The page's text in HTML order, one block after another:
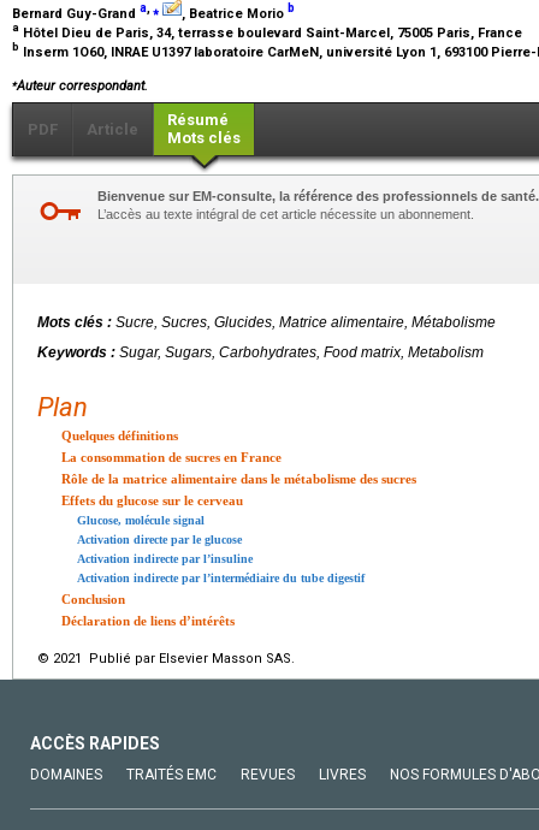
Bernard Guy-Grand a,⁎ , Beatrice Morio b
a Hôtel Dieu de Paris, 34, terrasse boulevard Saint-Marcel, 75005 Paris, France
b Inserm 1O60, INRAE U1397 laboratoire CarMeN, université Lyon 1, 693100
⁎Auteur correspondant.
PDF Article
Résumé
Mots clés
Bienvenue sur EM-consulte, la référence des professionnels de santé.
L’accès au texte intégral de cet article nécessite un abonnement.
Mots clés : Sucre, Sucres, Glucides, Matrice alimentaire, Métabolisme
Keywords : Sugar, Sugars, Carbohydrates, Food matrix, Metabolism
Plan
Quelques définitions
La consommation de sucres en France
Rôle de la matrice alimentaire dans le métabolisme des sucres
Effets du glucose sur le cerveau
Glucose, molécule signal
Activation directe par le glucose
Activation indirecte par l’insuline
Activation indirecte par l’intermédiaire du tube digestif
Conclusion
Déclaration de liens d’intérêts
© 2021 Publié par Elsevier Masson SAS.
ACCÈS RAPIDES
DOMAINES TRAITÉS EMC REVUES LIVRES NOS FORMULES